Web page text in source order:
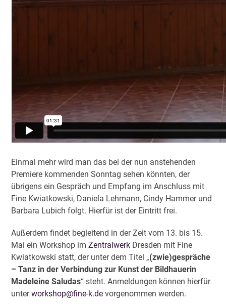
Einmal mehr wird man das bei der nun anstehenden
Premiere kommenden Sonntag sehen könnten, der
übrigens ein Gespräch und Empfang im Anschluss mit
Fine Kwiatkowski, Daniela Lehmann, Cindy Hammer und
Barbara Lubich folgt. Hierfür ist der Eintritt frei.
Außerdem findet begleitend in der Zeit vom 13. bis 15.
Mai ein Workshop imZentralwerk Dresden mit Fine
Kwiatkowski statt, der unter dem Titel „(zwie)gespräche
– Tanz in der Verbindung zur Kunst der Bildhauerin
Madeleine Saludas“ steht. Anmeldungen können hierfür
unterworkshop@fine-k.de vorgenommen werden.